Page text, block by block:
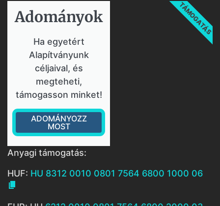
Adományok​
Ha egyetért
Alapítványunk
céljaival, és
megteheti,
támogasson minket!
ADOMÁNYOZZ
MOST
TÁMOGATÁS
Anyagi támogatás:
HUF: HU 8312 0010 0801 7564 6800 1000 06
